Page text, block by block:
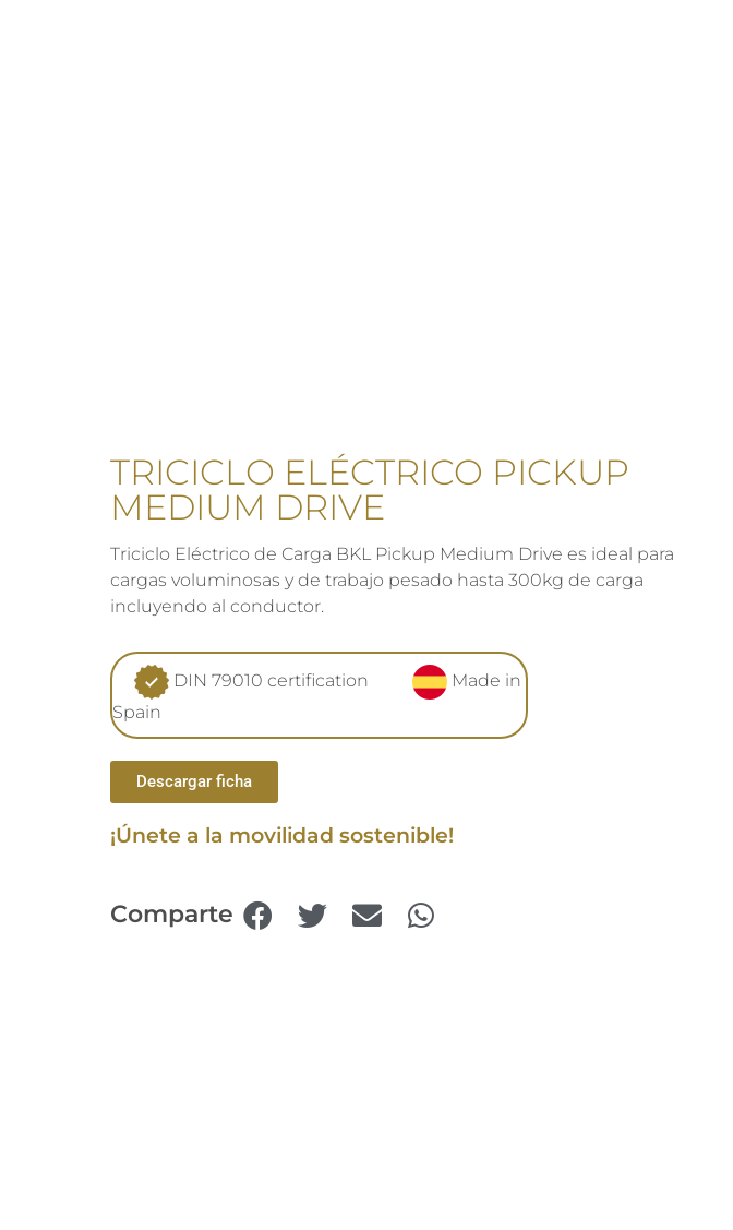
TRICICLO ELÉCTRICO PICKUP
MEDIUM DRIVE
Triciclo Eléctrico de Carga BKL Pickup Medium Drive es ideal para
cargas voluminosas y de trabajo pesado hasta 300kg de carga
incluyendo al conductor.
DIN 79010 certification
Made in
Spain
Descargar ficha
¡Únete a la movilidad sostenible!
Comparte